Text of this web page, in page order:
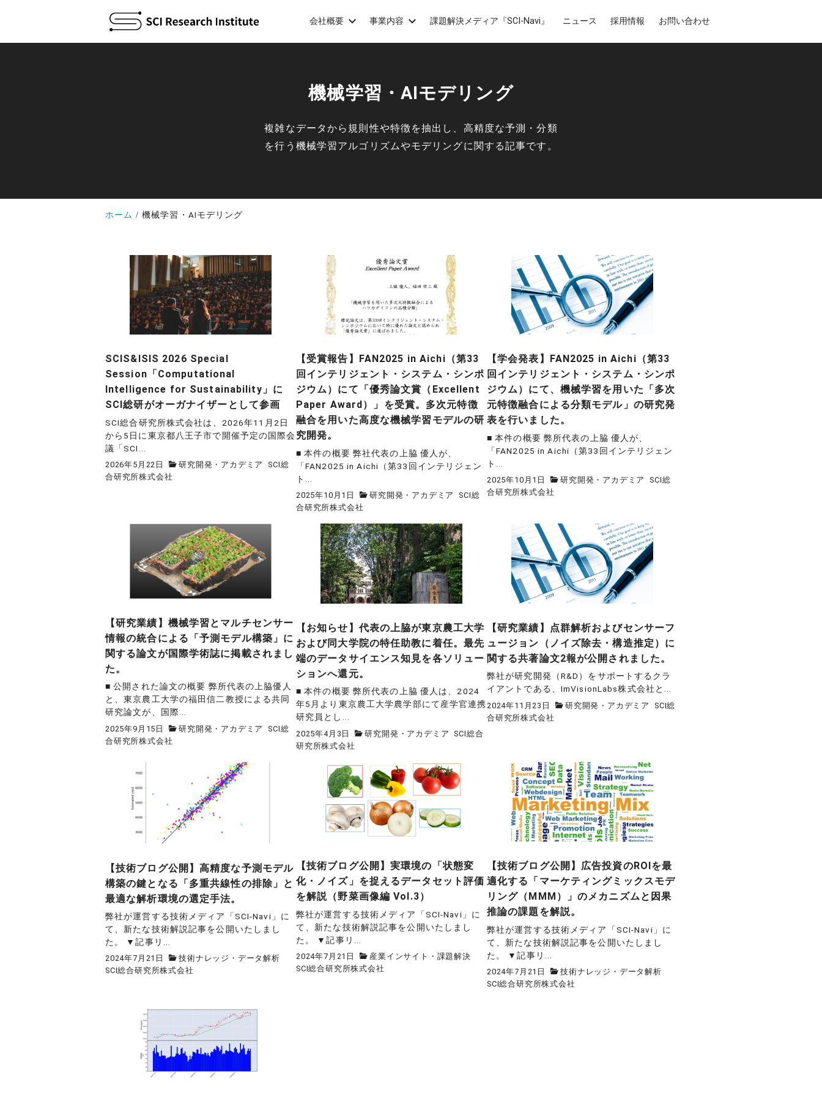
会社概要 事業内容 課題解決メディア『SCI-Navi』 ニュース 採用情報 お問い合わせ
機械学習・AIモデリング
複雑なデータから規則性や特徴を抽出し、高精度な予測・分類
を行う機械学習アルゴリズムやモデリングに関する記事です。
ホーム 機械学習・AIモデリング
SCIS&ISIS 2026 Special
Session「Computational
Intelligence for Sustainability」に
SCI総研がオーガナイザーとして参画
SCI総合研究所株式会社は、2026年11月2日
から5日に東京都八王子市で開催予定の国際会
議「SCI...
2026年5月22日 研究開発・アカデミア
SCI総
合研究所株式会社
【受賞報告】FAN2025 in Aichi（第33
回インテリジェント・システム・シンポ
ジウム）にて「優秀論文賞（Excellent
Paper Award）」を受賞。多次元特徴
融合を用いた高度な機械学習モデルの研
究開発。
■ 本件の概要 弊社代表の上脇 優人が、
「FAN2025 in Aichi（第33回インテリジェン
ト...
2025年10月1日 研究開発・アカデミア
SCI総
合研究所株式会社
【学会発表】FAN2025 in Aichi（第33
回インテリジェント・システム・シンポ
ジウム）にて、機械学習を用いた「多次
元特徴融合による分類モデル」の研究発
表を行いました。
■ 本件の概要 弊所代表の上脇 優人が、
「FAN2025 in Aichi（第33回インテリジェン
ト...
2025年10月1日 研究開発・アカデミア
SCI総
合研究所株式会社
【研究業績】機械学習とマルチセンサー
情報の統合による「予測モデル構築」に
関する論文が国際学術誌に掲載されまし
た。
■ 公開された論文の概要 弊所代表の上脇優人
と、東京農工大学の福田信二教授による共同
研究論文が、国際...
2025年9月15日 研究開発・アカデミア
SCI総
合研究所株式会社
【お知らせ】代表の上脇が東京農工大学
および同大学院の特任助教に着任。最先
端のデータサイエンス知見を各ソリュー
ションへ還元。
■ 本件の概要 弊所代表の上脇 優人は、2024
年5月より東京農工大学農学部にて産学官連携
研究員とし...
2025年4月3日 研究開発・アカデミア
SCI総合
研究所株式会社
【研究業績】点群解析およびセンサーフ
ュージョン（ノイズ除去・構造推定）に
関する共著論文2報が公開されました。
弊社が研究開発（R&D）をサポートするクラ
イアントである、ImVisionLabs株式会社と...
2024年11月23日 研究開発・アカデミア
SCI総
合研究所株式会社
【技術ブログ公開】高精度な予測モデル
構築の鍵となる「多重共線性の排除」と
最適な解析環境の選定手法。
弊社が運営する技術メディア「SCI-Navi」に
て、新たな技術解説記事を公開いたしまし
た。 ▼記事リ...
2024年7月21日
技術ナレッジ・データ解析
SCI総合研究所株式会社
【技術ブログ公開】実環境の「状態変
化・ノイズ」を捉えるデータセット評価
を解説（野菜画像編 Vol.3）
弊社が運営する技術メディア「SCI-Navi」に
て、新たな技術解説記事を公開いたしまし
た。 ▼記事リ...
2024年7月21日
産業インサイト・課題解決
SCI総合研究所株式会社
【技術ブログ公開】広告投資のROIを最
適化する「マーケティングミックスモデ
リング（MMM）」のメカニズムと因果
推論の課題を解説。
弊社が運営する技術メディア「SCI-Navi」に
て、新たな技術解説記事を公開いたしまし
た。 ▼記事リ...
2024年7月21日
技術ナレッジ・データ解析
SCI総合研究所株式会社